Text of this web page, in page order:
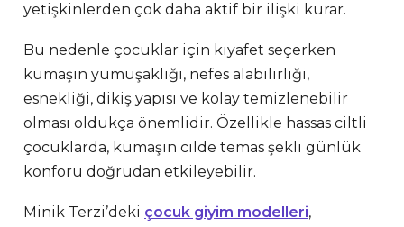
yetişkinlerden çok daha aktif bir ilişki kurar.
Bu nedenle çocuklar için kıyafet seçerken
kumaşın yumuşaklığı, nefes alabilirliği,
esnekliği, dikiş yapısı ve kolay temizlenebilir
olması oldukça önemlidir. Özellikle hassas ciltli
çocuklarda, kumaşın cilde temas şekli günlük
konforu doğrudan etkileyebilir.
Minik Terzi’deki çocuk giyim modelleri,